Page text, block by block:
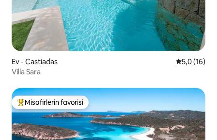
Ev - Castiadas 55,0 (16)
Villa Sara
Misafirlerin favorilerinden en beğenilenler arasında
Misafirlerin favorisi